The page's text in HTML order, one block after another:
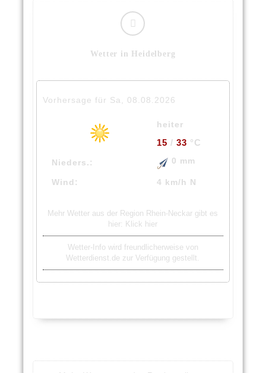
Wetter in Heidelberg
Vorhersage für Sa, 08.08.2026
heiter
15 / 33 °C
Nieders.: 0 mm
Wind: 4 km/h N
Mehr Wetter aus der Region Rhein-Neckar gibt es
hier: Klick hier
Wetter-Info wird freundlicherweise von
Wetterdienst.de zur Verfügung gestellt.